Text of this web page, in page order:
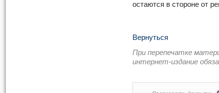
остаются в стороне от
Вернуться
При перепечатке
интернет-издание